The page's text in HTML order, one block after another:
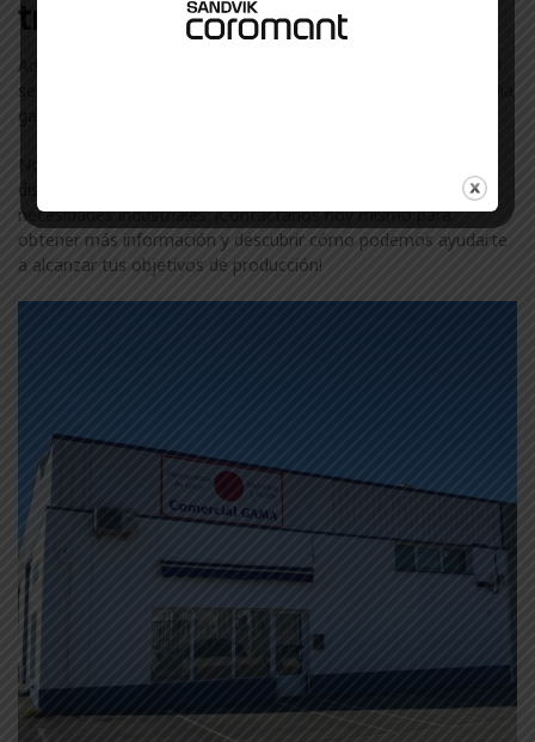
trabajamos en Tafalla
Además de Aslak, colaboramos con otras marcas líderes en el
sector industrial en Tafalla. Descubre más sobre nuestra amplia
gama de marcas visitando nuestra
distribuidor de confianza de Aslak en Tafalla, para todas tus
necesidades industriales. ¡Contáctanos hoy mismo para
obtener más información y descubrir cómo podemos ayudarte
a alcanzar tus objetivos de producción!